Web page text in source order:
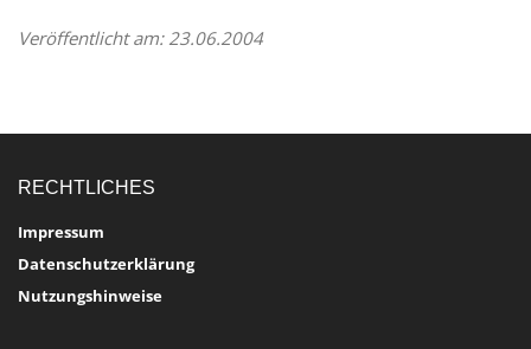
Veröffentlicht am: 23.06.2004
RECHTLICHES
Impressum
Datenschutzerklärung
Nutzungshinweise